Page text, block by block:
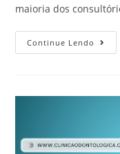
maioria dos
Continue Lendo